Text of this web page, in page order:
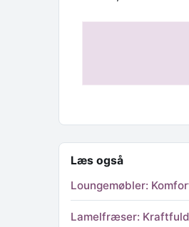
Læs også
Loungemøbler:
Lamelfræser: